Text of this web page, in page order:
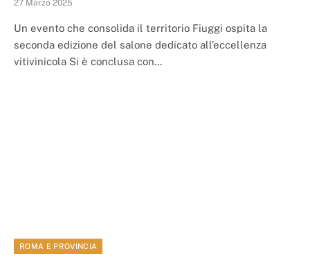
27 Marzo 2025
Un evento che consolida il territorio Fiuggi ospita la
seconda edizione del salone dedicato all’eccellenza
vitivinicola Si è conclusa con…
ROMA E PROVINCIA